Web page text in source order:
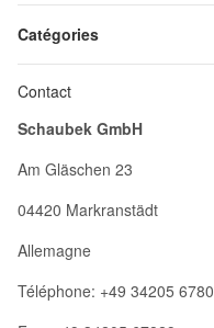
Catégories
Contact
Schaubek GmbH
Am Gläschen 23
04420 Markranstädt
Allemagne
Téléphone: +49 34205 6780